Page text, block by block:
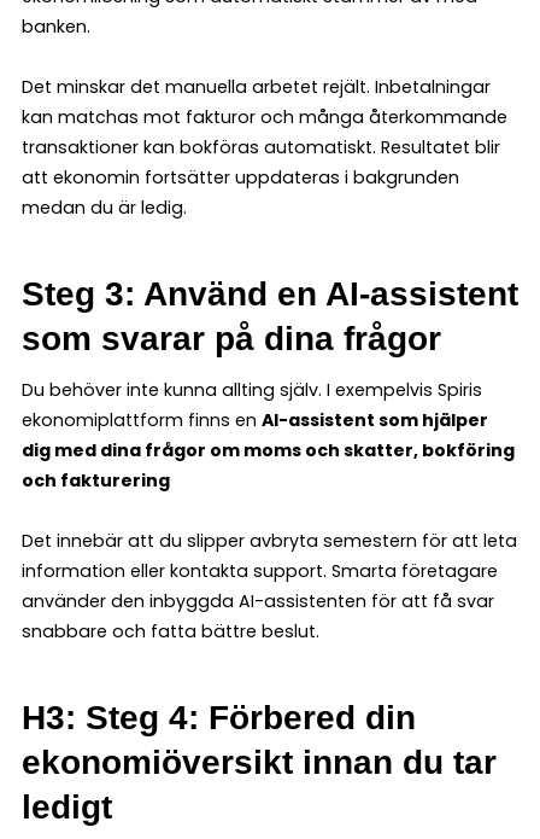
banken.
Det minskar det manuella arbetet rejält. Inbetalningar
kan matchas mot fakturor och många återkommande
transaktioner kan bokföras automatiskt. Resultatet blir
att ekonomin fortsätter uppdateras i bakgrunden
medan du är ledig.
Steg 3: Använd en AI-assistent
som svarar på dina frågor
Du behöver inte kunna allting själv. I exempelvis Spiris
ekonomiplattform finns en AI-assistent som hjälper
dig med dina frågor om moms och skatter, bokföring
och fakturering
Det innebär att du slipper avbryta semestern för att leta
information eller kontakta support. Smarta företagare
använder den inbyggda AI-assistenten för att få svar
snabbare och fatta bättre beslut.
H3: Steg 4: Förbered din
ekonomiöversikt innan du tar
ledigt